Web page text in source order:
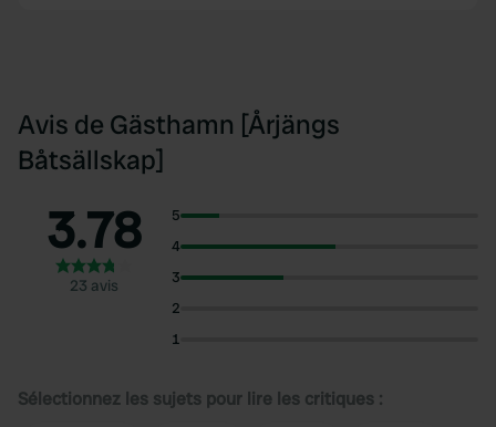
Avis de Gästhamn [Årjängs
Båtsällskap]
3.78
23 avis
5
4
3
2
1
Sélectionnez les sujets pour lire les critiques :